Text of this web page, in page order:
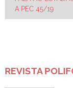
A PEC 45/19
REVISTA